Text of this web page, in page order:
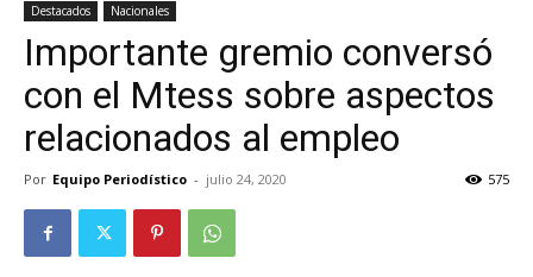
Destacados Nacionales
Importante gremio conversó
con el Mtess sobre aspectos
relacionados al empleo
Por Equipo Periodístico - julio 24, 2020 575